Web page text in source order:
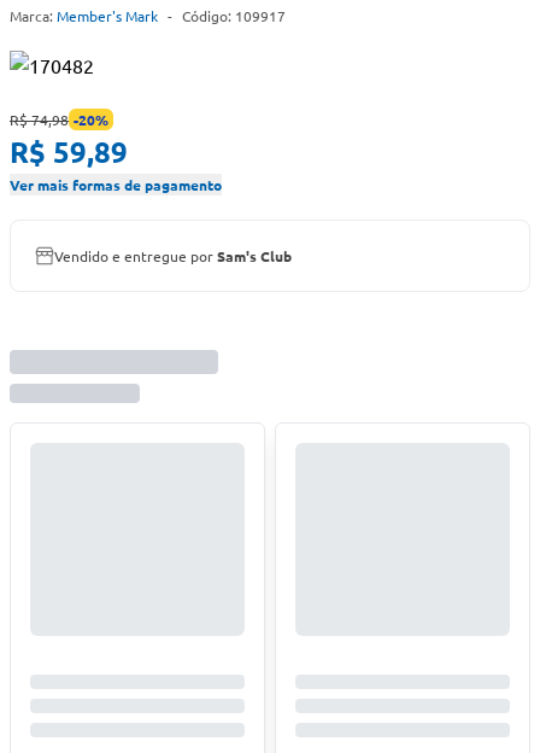
Marca: Member's Mark - Código: 109917
R$ 74,98 -20%
R$ 59,89
Ver mais formas de pagamento
Vendido e entregue porSam's Club